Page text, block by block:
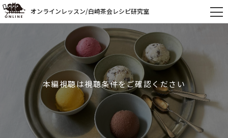
オンラインレッスン/白崎茶会レシピ研究室
本編視聴は視聴条件をご確認ください